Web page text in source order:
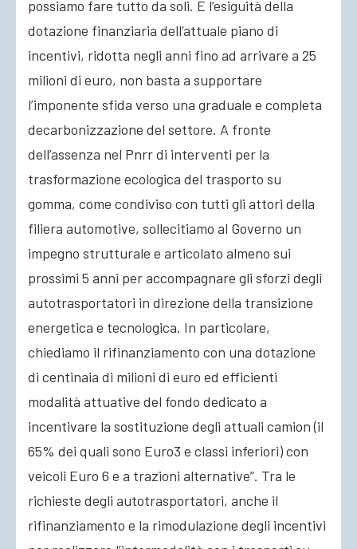
possiamo fare tutto da soli. E l’esiguità della
dotazione finanziaria dell’attuale piano di
incentivi, ridotta negli anni fino ad arrivare a 25
milioni di euro, non basta a supportare
l’imponente sfida verso una graduale e completa
decarbonizzazione del settore. A fronte
dell’assenza nel Pnrr di interventi per la
trasformazione ecologica del trasporto su
gomma, come condiviso con tutti gli attori della
filiera automotive, sollecitiamo al Governo un
impegno strutturale e articolato almeno sui
prossimi 5 anni per accompagnare gli sforzi degli
autotrasportatori in direzione della transizione
energetica e tecnologica. In particolare,
chiediamo il rifinanziamento con una dotazione
di centinaia di milioni di euro ed efficienti
modalità attuative del fondo dedicato a
incentivare la sostituzione degli attuali camion (il
65% dei quali sono Euro3 e classi inferiori) con
veicoli Euro 6 e a trazioni alternative”. Tra le
richieste degli autotrasportatori, anche il
rifinanziamento e la rimodulazione degli incentivi